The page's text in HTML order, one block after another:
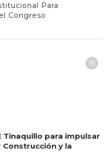
Para
Congreso
Tinaquillo para impulsar
y la